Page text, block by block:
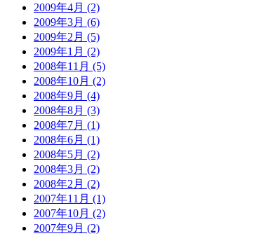
2009年4月 (2)
2009年3月 (6)
2009年2月 (5)
2009年1月 (2)
2008年11月 (5)
2008年10月 (2)
2008年9月 (4)
2008年8月 (3)
2008年7月 (1)
2008年6月 (1)
2008年5月 (2)
2008年3月 (2)
2008年2月 (2)
2007年11月 (1)
2007年10月 (2)
2007年9月 (2)